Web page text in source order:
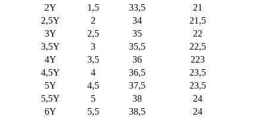
2Y
1,5 33,5
21
2,5Y
2 34
21,5
3Y
2,5 35
22
3,5Y
3 35,5
22,5
4Y
3,5 36
223
4,5Y
4 36,5
23,5
5Y
4,5 37,5
23,5
5,5Y
5 38
24
6Y
5,5 38,5
24